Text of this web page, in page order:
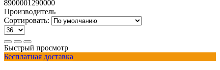
8900001290000
Производитель
Сортировать:
Быстрый просмотр
Бесплатная доставка